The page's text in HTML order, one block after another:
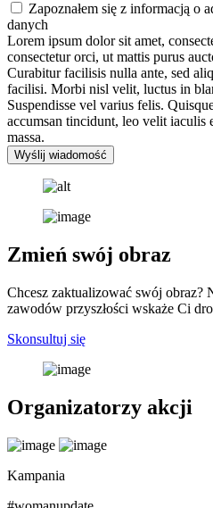
Zapoznałem się z informacją o
danych
Lorem ipsum dolor sit amet,
consectetur orci, ut mattis purus
Curabitur facilisis nulla ante, sed
facilisi. Morbi nisl velit, luctus in
Suspendisse vel varius felis.
accumsan tincidunt, leo velit iaculis
massa.
Wyślij wiadomość
Zmień swój obraz
Chcesz zaktualizować swój obraz?
zawodów przyszłości wskaże Ci
Skonsultuj się
Organizatorzy akcji
Kampania